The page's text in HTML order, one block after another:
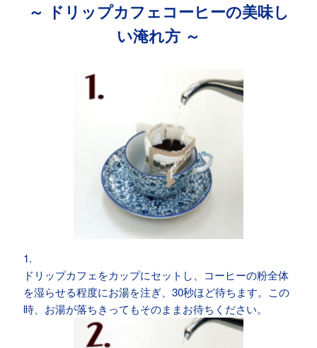
～ ドリップカフェコーヒーの美味し
い淹れ方 ～
1.
ドリップカフェをカップにセットし、コーヒーの粉全体
を湿らせる程度にお湯を注ぎ、30秒ほど待ちます。この
時、お湯が落ちきってもそのままお待ちください。